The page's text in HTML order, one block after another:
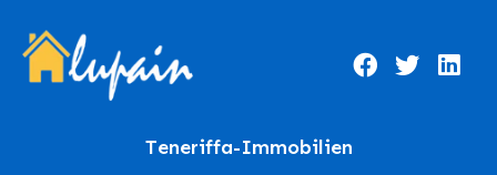
Teneriffa-Immobilien